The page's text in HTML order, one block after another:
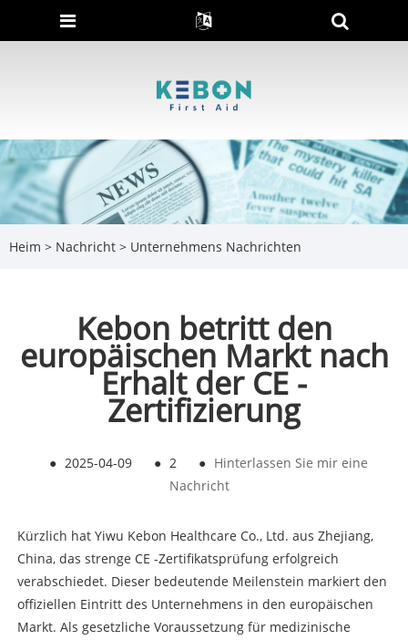
Heim > Nachricht > Unternehmens Nachrichten
Kebon betritt den
europäischen Markt nach
Erhalt der CE -
Zertifizierung
● 2025-04-09 ● 2 ● Hinterlassen Sie mir eine
Nachricht
Kürzlich hat Yiwu Kebon Healthcare Co., Ltd. aus Zhejiang,
China, das strenge CE -Zertifikatsprüfung erfolgreich
verabschiedet. Dieser bedeutende Meilenstein markiert den
offiziellen Eintritt des Unternehmens in den europäischen
Markt. Als gesetzliche Voraussetzung für medizinische